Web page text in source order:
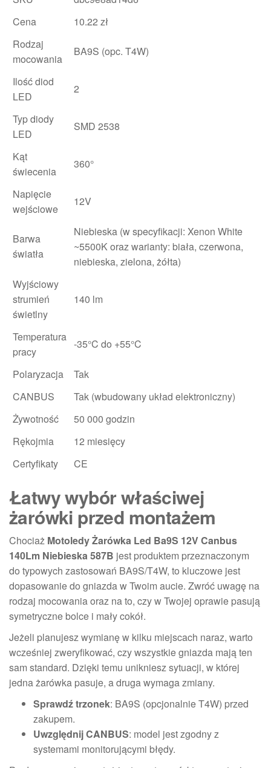
Cena
10.22 zł
Rodzaj
mocowania
BA9S (opc. T4W)
Ilość diod
LED
2
Typ diody
LED
SMD 2538
Kąt
świecenia
360°
Napięcie
wejściowe
12V
Barwa
światła
Niebieska (w specyfikacji: Xenon White
~5500K oraz warianty: biała, czerwona,
niebieska, zielona, żółta)
Wyjściowy
strumień
świetlny
140 lm
Temperatura
pracy
-35°C do +55°C
Polaryzacja
Tak
CANBUS
Tak (wbudowany układ elektroniczny)
Żywotność
50 000 godzin
Rękojmia
12 miesięcy
Certyfikaty
CE
Łatwy wybór właściwej
żarówki przed montażem
Chociaż Motoledy Żarówka Led Ba9S 12V Canbus
140Lm Niebieska 587B jest produktem przeznaczonym
do typowych zastosowań BA9S/T4W, to kluczowe jest
dopasowanie do gniazda w Twoim aucie. Zwróć uwagę na
rodzaj mocowania oraz na to, czy w Twojej oprawie pasują
symetryczne bolce i mały cokół.
Jeżeli planujesz wymianę w kilku miejscach naraz, warto
wcześniej zweryfikować, czy wszystkie gniazda mają ten
sam standard. Dzięki temu unikniesz sytuacji, w której
jedna żarówka pasuje, a druga wymaga zmiany.
Sprawdź trzonek: BA9S (opcjonalnie T4W) przed
zakupem.
Uwzględnij CANBUS: model jest zgodny z
systemami monitorującymi błędy.